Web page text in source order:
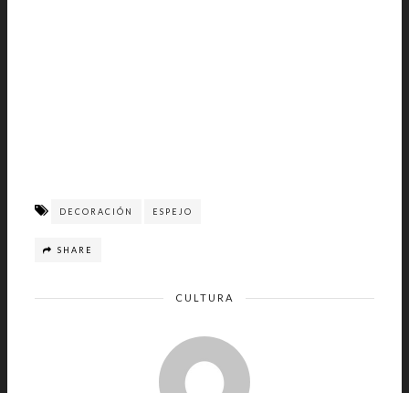
DECORACIÓN ESPEJO
SHARE
CULTURA